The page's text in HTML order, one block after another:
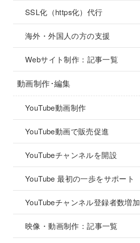
SSL化（https化）代行
海外・外国人の方の支援
Webサイト制作：記事一覧
動画制作･編集
YouTube動画制作
YouTube動画で販売促進
YouTubeチャンネルを開設
YouTube 最初の一歩をサポート
YouTubeチャンネル登録者数増加
映像・動画制作：記事一覧